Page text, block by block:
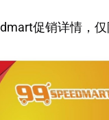
促销详情，仅